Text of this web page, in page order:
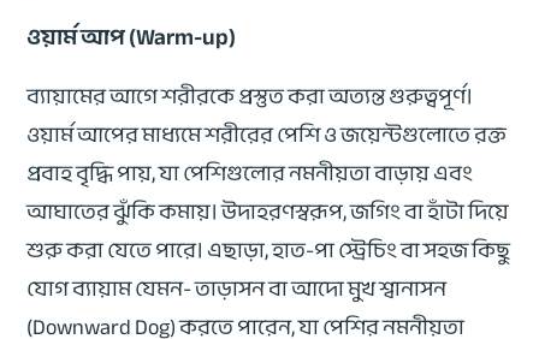
ওয়ার্ম আপ (Warm-up)
ব্যায়ামের আগে শরীরকে প্রস্তুত করা অত্যন্ত গুরুত্বপূর্ণ।
ওয়ার্ম আপের মাধ্যমে শরীরের পেশি ও জয়েন্টগুলোতে রক্ত
প্রবাহ বৃদ্ধি পায়, যা পেশিগুলোর নমনীয়তা বাড়ায় এবং
আঘাতের ঝুঁকি কমায়। উদাহরণস্বরূপ, জগিং বা হাঁটা দিয়ে
শুরু করা যেতে পারে। এছাড়া, হাত-পা স্ট্রেচিং বা সহজ কিছু
যোগ ব্যায়াম যেমন- তাড়াসন বা আদো মুখ শ্বানাসন
(Downward Dog) করতে পারেন, যা পেশির নমনীয়তা